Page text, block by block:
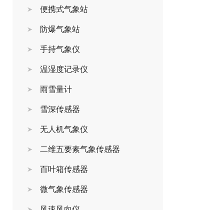
便携式气象站
防爆气象站
手持气象仪
温湿度记录仪
雨雪量计
雪深传感器
无人机气象仪
二维五要素气象传感器
百叶箱传感器
微气象传感器